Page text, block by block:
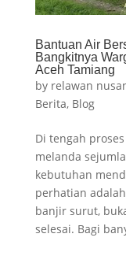
Bantuan Air
Bangkitnya
Aceh Tamiang
by relawan
Berita, Blog
Di tengah
melanda
kebutuhan
perhatian
banjir surut,
selesai. Bagi